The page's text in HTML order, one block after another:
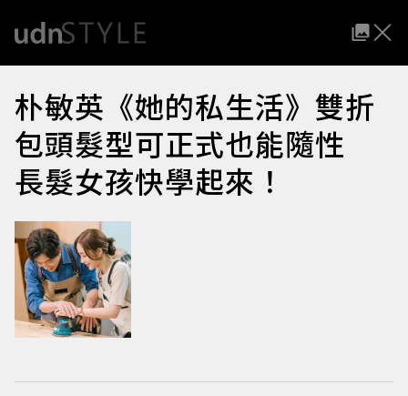
朴敏英《她的私生活》雙折
包頭髮型可正式也能隨性
長髮女孩快學起來！